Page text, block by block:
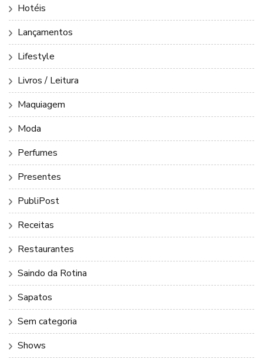
Hotéis
Lançamentos
Lifestyle
Livros / Leitura
Maquiagem
Moda
Perfumes
Presentes
PubliPost
Receitas
Restaurantes
Saindo da Rotina
Sapatos
Sem categoria
Shows